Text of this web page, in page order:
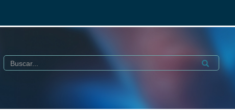
Buscar Submit